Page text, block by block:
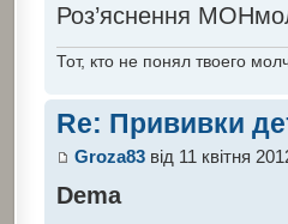
Роз’яснення
Тот, кто не понял твоего
Re: Прививки
Groza83від 11 квітня
Dema